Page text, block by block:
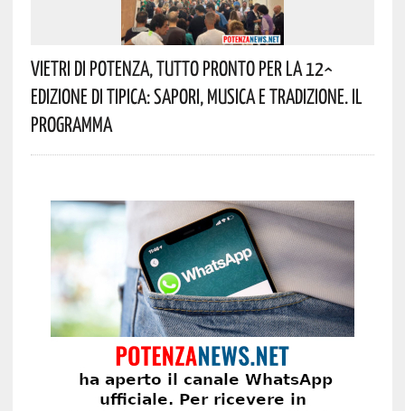
Vietri Di Potenza, Tutto Pronto Per La 12^
Edizione Di Tipica: Sapori, Musica E Tradizione. Il
Programma